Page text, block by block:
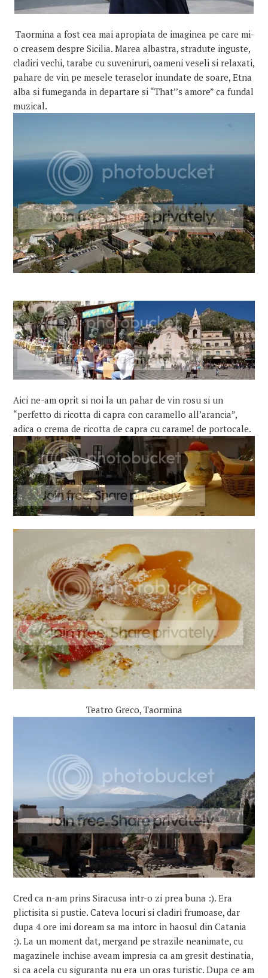
Taormina a fost cea mai apropiata de imaginea pe care mi-
o creasem despre Sicilia. Marea albastra, stradute inguste,
cladiri vechi, tarabe cu suveniruri, oameni veseli si relaxati,
pahare de vin pe mesele teraselor inundate de soare, Etna
alba si fumeganda in departare si “That’’s amore” ca fundal
muzical.
Aici ne-am oprit si noi la un pahar de vin rosu si un
“perfetto di ricotta di capra con caramello all’arancia”,
adica o crema de ricotta de capra cu caramel de portocale.
Teatro Greco, Taormina
Cred ca n-am prins Siracusa intr-o zi prea buna :).Era
plictisita si pustie. Cateva locuri si cladiri frumoase, dar
dupa 4 ore imi doream sa ma intorc in haosul din Catania
:). La un moment dat, mergand pe strazile neanimate, cu
magazinele inchise aveam impresia ca am gresit destinatia,
si ca acela cu siguranta nu era un oras turistic. Dupa ce am